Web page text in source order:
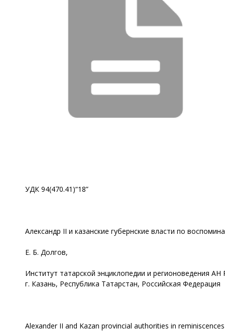
УДК 94(470.41)“18”
Александр II и казанские губернские власти по
Е. Б. Долгов,
Институт татарской энциклопедии и регионоведения АН
г. Казань, Республика Татарстан, Российская Федерация
Alexander II and Kazan provincial authorities in